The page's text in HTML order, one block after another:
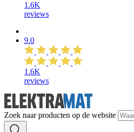
1.6K
reviews
9.0
1.6K
reviews
Zoek naar producten op de website